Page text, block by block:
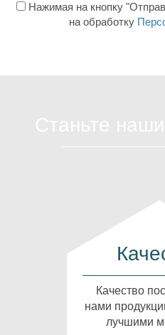
Нажимая на кнопку
на обработку
Качество
нами
лучшими